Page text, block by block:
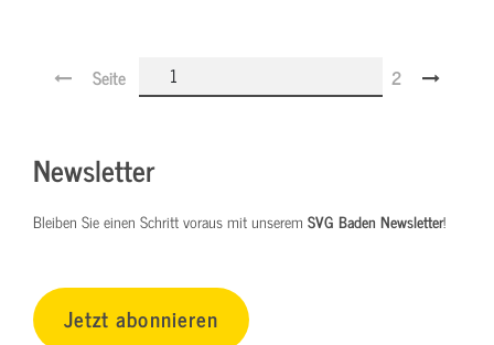
Seite 2
Newsletter
Bleiben Sie einen Schritt voraus mit unserem SVG Baden Newsletter!
Jetzt abonnieren